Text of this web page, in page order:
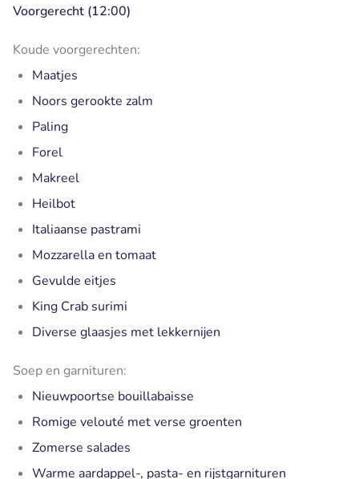
Voorgerecht (12:00)
Koude voorgerechten:
Maatjes
Noors gerookte zalm
Paling
Forel
Makreel
Heilbot
Italiaanse pastrami
Mozzarella en tomaat
Gevulde eitjes
King Crab surimi
Diverse glaasjes met lekkernijen
Soep en garnituren:
Nieuwpoortse bouillabaisse
Romige velouté met verse groenten
Zomerse salades
Warme aardappel-, pasta- en rijstgarnituren